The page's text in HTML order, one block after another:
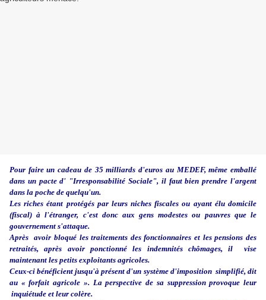
Pour faire un cadeau de 35 milliards d'euros au MEDEF, même emballé
dans un pacte d' "Irresponsabilité Sociale", il faut bien prendre l'argent
dans la poche de quelqu'un.
Les riches étant protégés par leurs niches fiscales ou ayant élu domicile
(fiscal) à l'étranger, c'est donc aux gens modestes ou pauvres que le
gouvernement s'attaque.
Après avoir bloqué les traitements des fonctionnaires et les pensions des
retraités, après avoir ponctionné les indemnités chômages, il
vise
maintenant les petits exploitants agricoles.
Ceux-ci bénéficient jusqu'à présent d'un système d'imposition simplifié, dit
au « forfait agricole ». La perspective de sa suppression provoque leur
inquiétude et leur colère.